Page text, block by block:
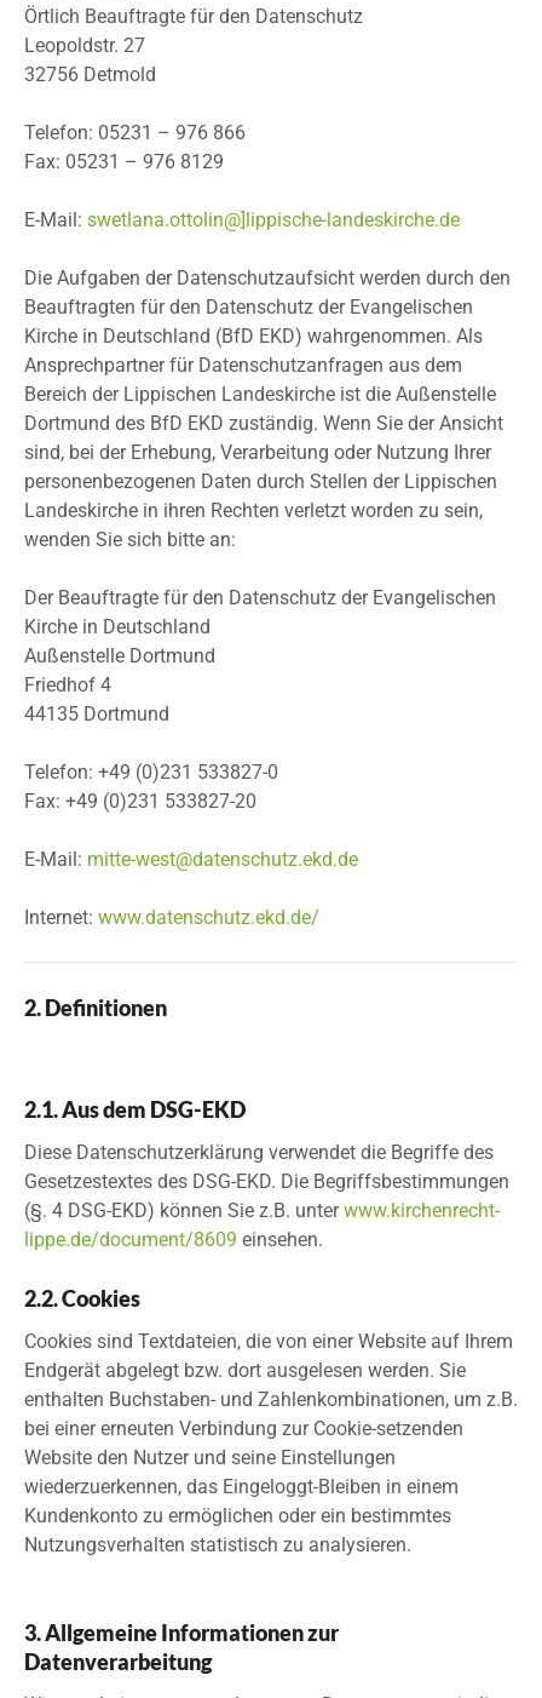
Örtlich Beauftragte für den Datenschutz
Leopoldstr. 27
32756 Detmold
Telefon: 05231 – 976 866
Fax: 05231 – 976 8129
E-Mail: swetlana.ottolin@]lippische-landeskirche.de
Die Aufgaben der Datenschutzaufsicht werden durch den
Beauftragten für den Datenschutz der Evangelischen
Kirche in Deutschland (BfD EKD) wahrgenommen. Als
Ansprechpartner für Datenschutzanfragen aus dem
Bereich der Lippischen Landeskirche ist die Außenstelle
Dortmund des BfD EKD zuständig. Wenn Sie der Ansicht
sind, bei der Erhebung, Verarbeitung oder Nutzung Ihrer
personenbezogenen Daten durch Stellen der Lippischen
Landeskirche in ihren Rechten verletzt worden zu sein,
wenden Sie sich bitte an:
Der Beauftragte für den Datenschutz der Evangelischen
Kirche in Deutschland
Außenstelle Dortmund
Friedhof 4
44135 Dortmund
Telefon: +49 (0)231 533827-0
Fax: +49 (0)231 533827-20
E-Mail: mitte-west@datenschutz.ekd.de
Internet: www.datenschutz.ekd.de/
2. Definitionen
2.1. Aus dem DSG-EKD
Diese Datenschutzerklärung verwendet die Begriffe des
Gesetzestextes des DSG-EKD. Die Begriffsbestimmungen
(§. 4 DSG-EKD) können Sie z.B. unterwww.kirchenrecht-
lippe.de/document/8609 einsehen.
2.2. Cookies
Cookies sind Textdateien, die von einer Website auf Ihrem
Endgerät abgelegt bzw. dort ausgelesen werden. Sie
enthalten Buchstaben- und Zahlenkombinationen, um z.B.
bei einer erneuten Verbindung zur Cookie-setzenden
Website den Nutzer und seine Einstellungen
wiederzuerkennen, das Eingeloggt-Bleiben in einem
Kundenkonto zu ermöglichen oder ein bestimmtes
Nutzungsverhalten statistisch zu analysieren.
3. Allgemeine Informationen zur
Datenverarbeitung